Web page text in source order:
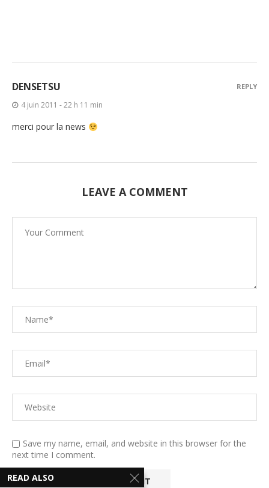
DENSETSU
4 juin 2011 - 22 h 11 min
merci pour la news
REPLY
LEAVE A COMMENT
Save my name, email, and website in this browser for the
next time I comment.
READ ALSO